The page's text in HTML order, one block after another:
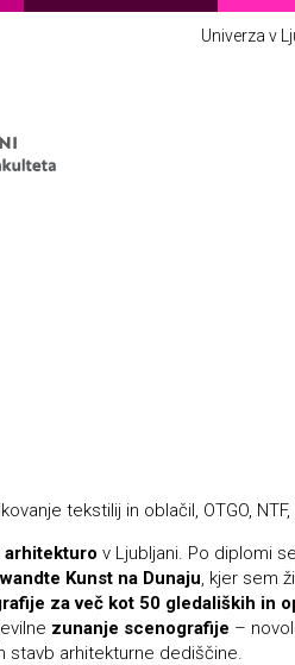
Univerza v
tekstilij in oblačil, OTGO,
arhitekturo v Ljubljani. Po diplomi
Kunst na Dunaju, kjer sem
za več kot 50 gledaliških in
zunanje scenografije –
stavb arhitekturne dediščine.